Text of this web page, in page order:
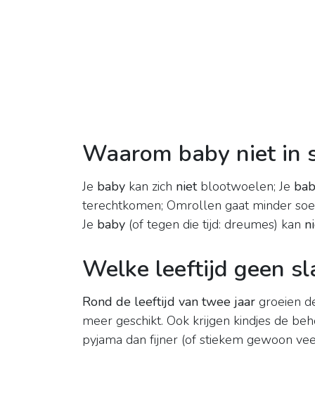
Waarom baby niet in
Je baby kan zich nietblootwoelen; Je
terechtkomen; Omrollen gaat minder
Je baby (of tegen die tijd: dreumes) kan
Welke leeftijd geen
Rond de leeftijd van twee jaar groeien
meer geschikt. Ook krijgen kindjes de
pyjama dan fijner (of stiekem gewoon